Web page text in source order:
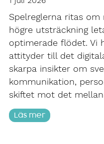
Spelreglerna ritas
högre utsträckning
optimerade flödet. Vi
attityder till det
skarpa insikter om
kommunikation,
skiftet mot det
Läs mer